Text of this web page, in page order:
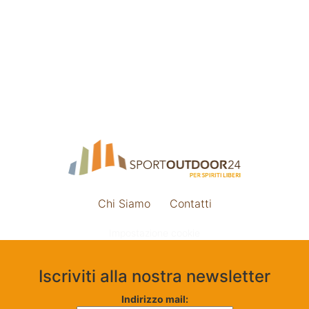
Chi Siamo Contatti
Iscriviti alla nostra newsletter
Indirizzo mail: